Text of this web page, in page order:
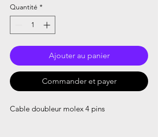
Quantité *
Ajouter au panier
Commander et payer
Cable doubleur molex 4 pins